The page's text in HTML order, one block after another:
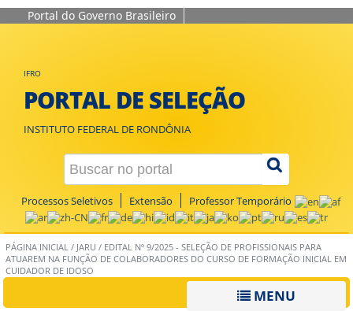
Portal do Governo Brasileiro
IFRO
PORTAL DE SELEÇÃO
INSTITUTO FEDERAL DE RONDÔNIA
Processos Seletivos Extensão Professor Temporário
PÁGINA INICIAL / JARU / EDITAL Nº 9/2025 - SELEÇÃO DE PROFISSIONAIS PARA
ATUAREM NA FUNÇÃO DE COLABORADORES DO CURSO DE FORMAÇÃO INICIAL EM
CUIDADOR DE IDOSO
MENU